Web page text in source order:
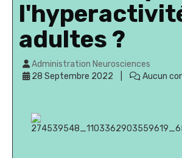
adultes ?
Administration Neurosciences
28 Septembre 2022
Aucun